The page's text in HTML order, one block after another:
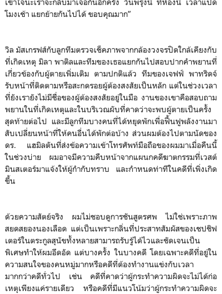
โมงเช้า แยกย้ายกันไปได้ ขอบคุณมาก”
วิล มัสเกรฟส์กับลูกทีมตรวจเช็คภาพจากกล้องวงจรปิดใกล้เคียงกับ
ที่เกิดเหตุ มิลา พาติลและทีมของเธอแยกกันไปสอบปากคำพยานที่
เกี่ยวข้องกับผู้ตายเพิ่มเติม ตามปกติแล้ว ทีมของเจฟฟ์ พาทริดจ์
รับหน้าที่ติดตามหรือสะกดรอยผู้ต้องสงสัยเป็นหลัก แต่ในช่วงเวลา
ที่ยังเรายังไม่มีชื่อของผู้ต้องสงสัยอยู่ในมือ งานของเขาคือสอบถาม
พยานในที่เกิดเหตุและในบริเวณผับที่คาดว่าจะพบผู้ตายเป็นครั้ง
สุดท้ายต่อไป และมีลูกทีมบางคนที่ได้หยุดพักเพื่อฟื้นฟูพลังงานมา
สับเปลี่ยนหน้าที่ให้คนอื่นได้พักต่อบ้าง ส่วนผมต้องไปตามนัดของ
ดร. แฮมิลตันที่ส่งข้อความเข้าโทรศัพท์มือถือของผมมาเมื่อคืนนี้
ในช่วงบ่าย ผมอาจมีความคืบหน้าจากแผนกคดีฆาตกรรมที่เวสต์
มินสเตอร์มาแจ้งให้ผู้กำกับทราบ และกำหนดท่าทีในคดีที่เพิ่งเกิด
ขึ้น
ด้วยความสัตย์จริง ผมไม่ชอบดูการชันสูตรศพ ไม่ใช่เพราะภาพ
สยดสยองนองเลือด แต่เป็นเพราะกลิ่นที่ประสาทสัมผัสของเชปชิฟ
เตอร์ในตระกูลสุนัขทั้งหลายสามารถรับรู้ได้ไวและชัดเจนเป็น
พิเศษทำให้ผมอึดอัด แต่บางครั้ง ในบางคดี โดยเฉพาะคดีที่อยู่ใน
ความสนใจของคนหมู่มากหรือคดีที่ต้องทำงานแข่งกับเวลา
มากกว่าคดีทั่วไป เช่น คดีที่คาดว่าผู้กระทำความผิดจะไม่ได้ก่อ
เหตุเพียงแค่รายเดียว หรือคดีที่มีแนวโน้มว่าผู้กระทำความผิดจะ